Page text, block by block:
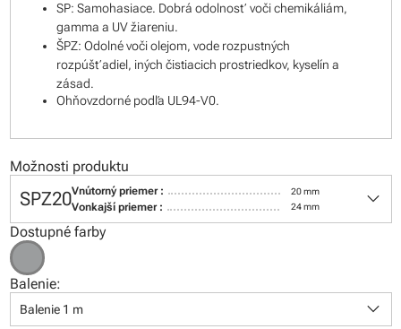
SP: Samohasiace. Dobrá odolnosť voči chemikáliám,
gamma a UV žiareniu.
ŠPZ: Odolné voči olejom, vode rozpustných
rozpúšťadiel, iných čistiacich prostriedkov, kyselín a
zásad.
Ohňovzdorné podľa UL94-V0.
Možnosti produktu
SPZ20Vnútorný priemer : 20 mm
Vonkajší priemer : 24 mm keyboard_arrow_down
Dostupné farby
Balenie:
Balenie 1 m keyboard_arrow_down